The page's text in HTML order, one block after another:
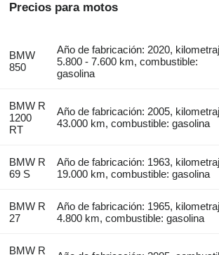
Precios para motos
BMW
850
Año de fabricación: 2020,
5.800 - 7.600 km, combustible:
gasolina
BMW R
1200
RT
Año de fabricación: 2005,
43.000 km, combustible: gasolina
BMW R
69 S
Año de fabricación: 1963,
19.000 km, combustible: gasolina
BMW R
27
Año de fabricación: 1965,
4.800 km, combustible: gasolina
BMW R